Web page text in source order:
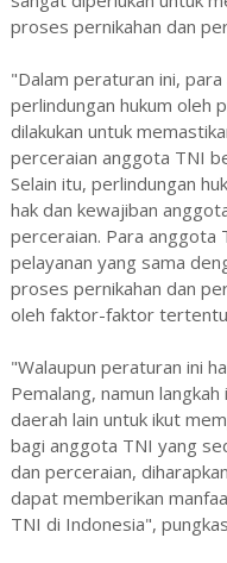
proses pernikahan dan
"Dalam peraturan ini,
perlindungan hukum oleh
dilakukan untuk
perceraian anggota TNI
Selain itu, perlindungan
hak dan kewajiban
perceraian. Para anggota
pelayanan yang sama
proses pernikahan dan
oleh faktor-faktor
"Walaupun peraturan ini
Pemalang, namun
daerah lain untuk ikut
bagi anggota TNI yang
dan perceraian,
dapat memberikan
TNI di Indonesia",